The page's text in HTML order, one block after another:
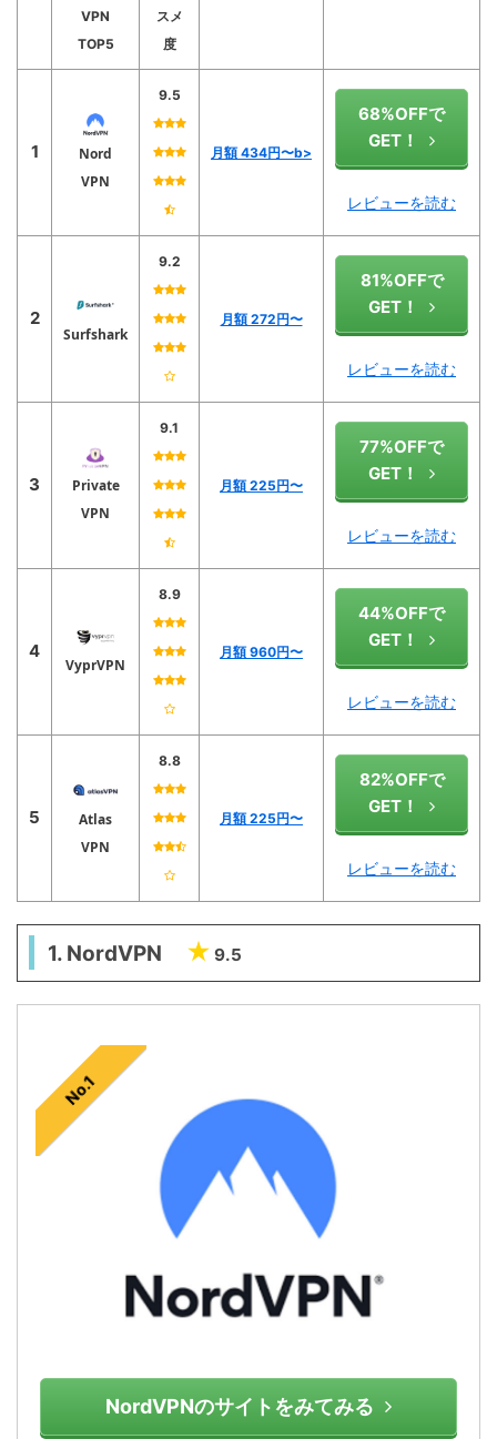
VPN
TOP5
スメ
度
1
Nord
VPN
9.5
月額 434円〜b>
68%OFFで
GET！
レビューを読む
2
Surfshark
9.2
月額 272円〜
81%OFFで
GET！
レビューを読む
3
Private
VPN
9.1
月額 225円〜
77%OFFで
GET！
レビューを読む
4
VyprVPN
8.9
月額 960円〜
44%OFFで
GET！
レビューを読む
5
Atlas
VPN
8.8
月額 225円〜
82%OFFで
GET！
レビューを読む
1. NordVPN 9.5
No.1
NordVPNのサイトをみてみる